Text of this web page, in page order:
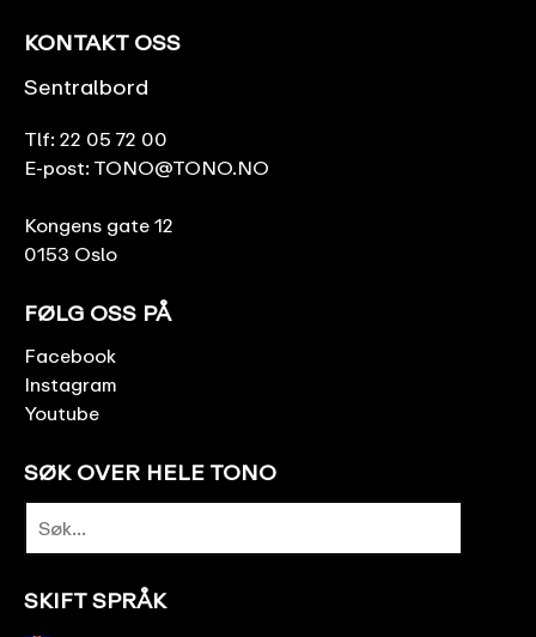
KONTAKT OSS
Sentralbord
Tlf: 22 05 72 00
E-post: TONO@TONO.NO
Kongens gate 12
0153 Oslo
FØLG OSS PÅ
Facebook
Instagram
Youtube
SØK OVER HELE TONO
SKIFT SPRÅK